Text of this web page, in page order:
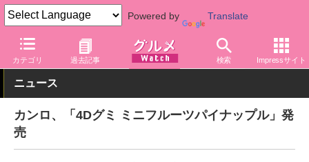
Powered by Translate
カテゴリ 過去記事 検索 Impressサイト
グルメ Watch 菓子・スイーツ あめ・ガム・グミ
ニュース
カンロ、「4Dグミ ミニフルーツパイナップル」発
売